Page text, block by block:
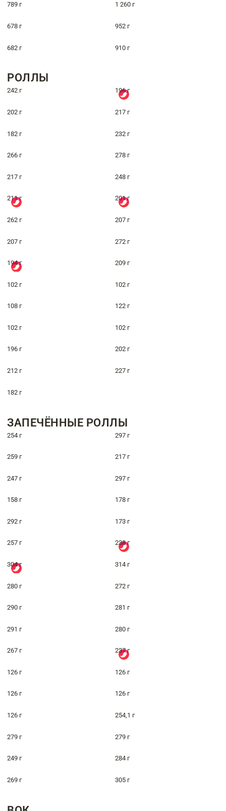
789 г 1 260 г
678 г 952 г
682 г 910 г
РОЛЛЫ
242 г 196 г
202 г 217 г
182 г 232 г
266 г 278 г
217 г 248 г
211 г 201 г
262 г 207 г
207 г 272 г
194 г 209 г
102 г 102 г
108 г 122 г
102 г 102 г
196 г 202 г
212 г 227 г
182 г
ЗАПЕЧЁННЫЕ РОЛЛЫ
254 г 297 г
259 г 217 г
247 г 297 г
158 г 178 г
292 г 173 г
257 г 238 г
304 г 314 г
280 г 272 г
290 г 281 г
291 г 280 г
267 г 237 г
126 г 126 г
126 г 126 г
126 г 254,1 г
279 г 279 г
249 г 284 г
269 г 305 г